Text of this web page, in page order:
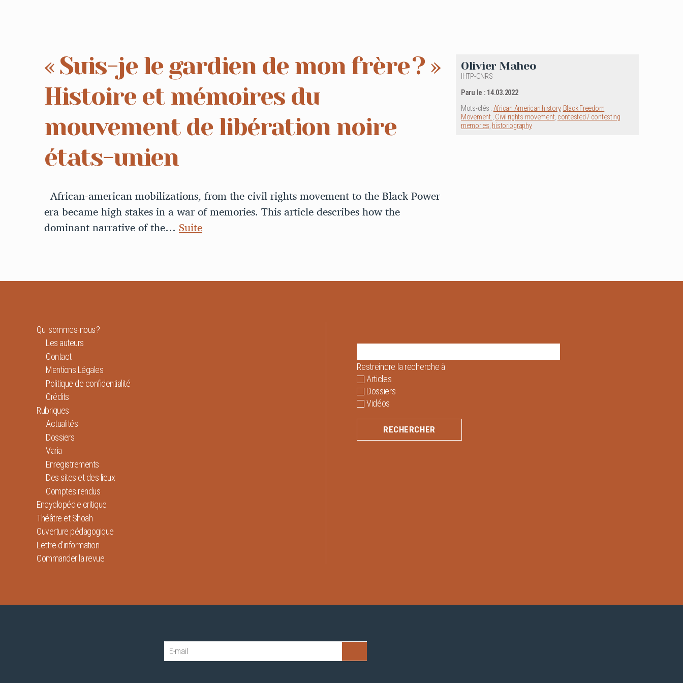
« Suis-je le gardien de mon frère ? »
Histoire et mémoires du
mouvement de libération noire
états-unien
African-american mobilizations, from the civil rights movement to the Black Power
era became high stakes in a war of memories. This article describes how the
dominant narrative of the… Suite
Olivier Maheo
IHTP-CNRS
Paru le : 14.03.2022
Mots-clés : African American history, Black Freedom
Movement., Civil rights movement, contested / contesting
memories, historiography
Qui sommes-nous ?
Les auteurs
Contact
Mentions Légales
Politique de confidentialité
Crédits
Rubriques
Actualités
Dossiers
Varia
Enregistrements
Des sites et des lieux
Comptes rendus
Encyclopédie critique
Théâtre et Shoah
Ouverture pédagogique
Lettre d’information
Commander la revue
Restreindre la recherche à :
Articles
Dossiers
Vidéos